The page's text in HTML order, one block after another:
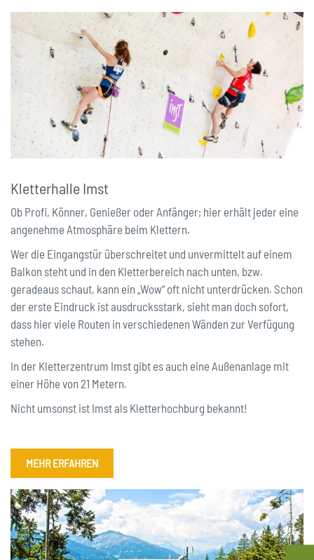
Kletterhalle Imst
Ob Profi, Könner, Genießer oder Anfänger; hier erhält jeder eine
angenehme Atmosphäre beim Klettern.
Wer die Eingangstür überschreitet und unvermittelt auf einem
Balkon steht und in den Kletterbereich nach unten, bzw.
geradeaus schaut, kann ein „Wow“ oft nicht unterdrücken. Schon
der erste Eindruck ist ausdrucksstark, sieht man doch sofort,
dass hier viele Routen in verschiedenen Wänden zur Verfügung
stehen.
In der Kletterzentrum Imst gibt es auch eine Außenanlage mit
einer Höhe von 21 Metern.
Nicht umsonst ist Imst als Kletterhochburg bekannt!
MEHR ERFAHREN